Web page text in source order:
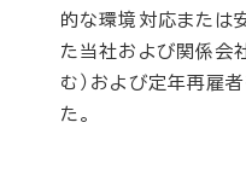
的な環境対応または
た当社および関係会
む）および定年再雇
た。